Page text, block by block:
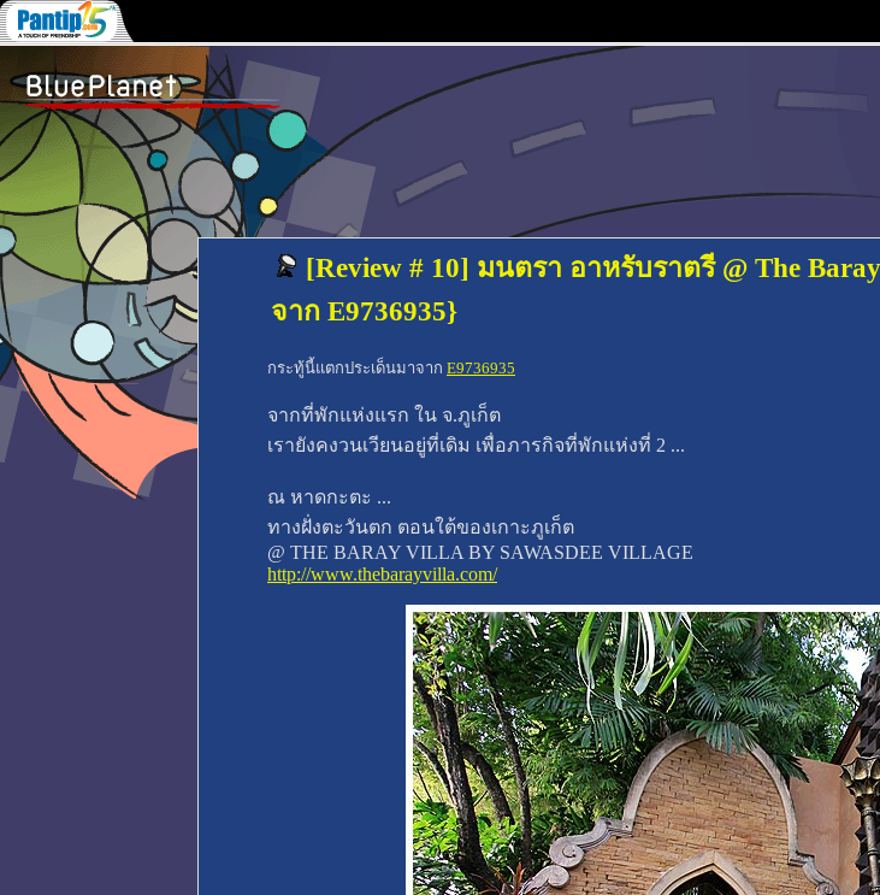
[Review # 10] มนตรา อาหรับราตรี @ The
จาก E9736935}
กระทู้นี้แตกประเด็นมาจาก E9736935
จากที่พักแห่งแรก ใน จ.ภูเก็ต
เรายังคงวนเวียนอยู่ที่เดิม เพื่อภารกิจที่พักแห่งที่ 2 ...
ณ หาดกะตะ ...
ทางฝั่งตะวันตก ตอนใต้ของเกาะภูเก็ต
@ THE BARAY VILLA BY SAWASDEE VILLAGE
http://www.thebarayvilla.com/